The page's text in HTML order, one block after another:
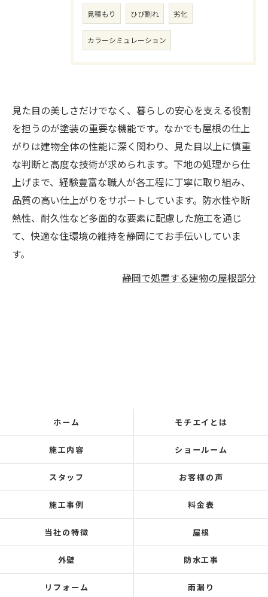
見積もり ひび割れ 劣化
カラーシミュレーション
見た目の美しさだけでなく、暮らしの安心を支える役割
を担うのが塗装の重要な機能です。なかでも屋根の仕上
がりは建物全体の性能に深く関わり、見た目以上に慎重
な判断と高度な技術が求められます。下地の処理から仕
上げまで、経験豊富な職人が各工程に丁寧に取り組み、
品質の高い仕上がりをサポートしています。防水性や断
熱性、耐久性など多面的な要素に配慮した施工を通じ
て、快適な住環境の維持を静岡にてお手伝いしていま
す。
静岡で処置する建物の屋根部分
ホーム モチエイとは
施工内容 ショールーム
スタッフ お客様の声
施工事例 料金表
当社の特徴 屋根
外壁 防水工事
リフォーム 雨漏り